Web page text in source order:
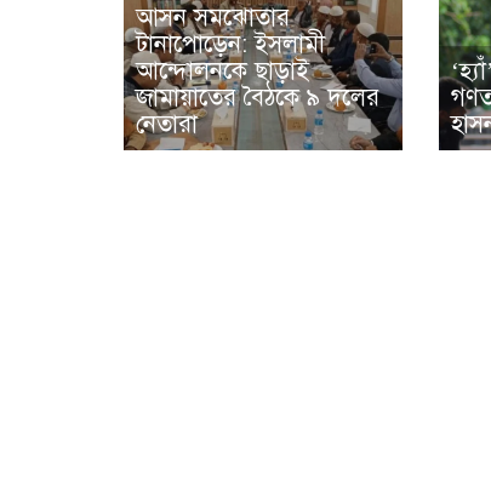
আসন সমঝোতার
টানাপোড়েন: ইসলামী
আন্দোলনকে ছাড়াই
জামায়াতের বৈঠকে ৯ দলের
নেতারা